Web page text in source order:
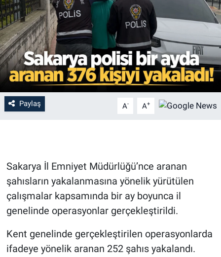
Paylaş A- A+
Sakarya İl Emniyet Müdürlüğü’nce aranan
şahısların yakalanmasına yönelik yürütülen
çalışmalar kapsamında bir ay boyunca il
genelinde operasyonlar gerçekleştirildi.
Kent genelinde gerçekleştirilen operasyonlarda
ifadeye yönelik aranan 252 şahıs yakalandı.